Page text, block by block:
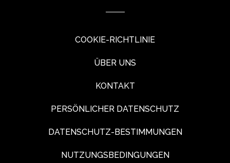
COOKIE-RICHTLINIE
ÜBER UNS
KONTAKT
PERSÖNLICHER DATENSCHUTZ
DATENSCHUTZ-BESTIMMUNGEN
NUTZUNGSBEDINGUNGEN